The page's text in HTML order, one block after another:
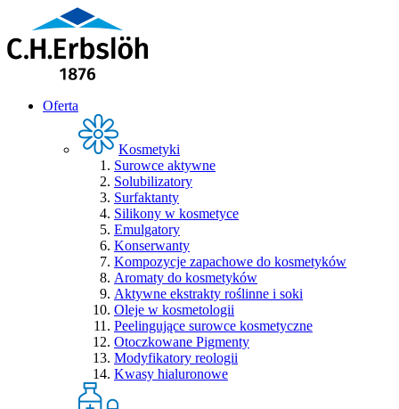
Oferta
Kosmetyki
Surowce aktywne
Solubilizatory
Surfaktanty
Silikony w kosmetyce
Emulgatory
Konserwanty
Kompozycje zapachowe do kosmetyków
Aromaty do kosmetyków
Aktywne ekstrakty roślinne i soki
Oleje w kosmetologii
Peelingujące surowce kosmetyczne
Otoczkowane Pigmenty
Modyfikatory reologii
Kwasy hialuronowe